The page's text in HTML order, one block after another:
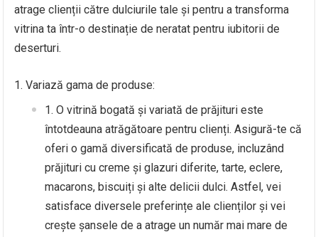
atrage clienții către dulciurile tale și pentru a transforma
vitrina ta într-o destinație de neratat pentru iubitorii de
deserturi.
Variază gama de produse:
O vitrină bogată și variată de prăjituri este
întotdeauna atrăgătoare pentru clienți. Asigură-te că
oferi o gamă diversificată de produse, incluzând
prăjituri cu creme și glazuri diferite, tarte, eclere,
macarons, biscuiți și alte delicii dulci. Astfel, vei
satisface diversele preferințe ale clienților și vei
crește șansele de a atrage un număr mai mare de